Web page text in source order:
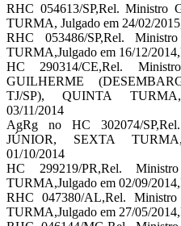
RHC 054613/SP,Rel.
TURMA, Julgado em 24/02/
RHC 053486/SP,Rel.
TURMA,Julgado em 16/12/
HC 290314/CE,Rel.
GUILHERME
TJ/SP), QUINTA
03/11/2014
AgRg no HC 302074/
JÚNIOR, SEXTA
01/10/2014
HC 299219/PR,Rel.
TURMA,Julgado em 02/09/
RHC 047380/AL,Rel.
TURMA,Julgado em 27/05/